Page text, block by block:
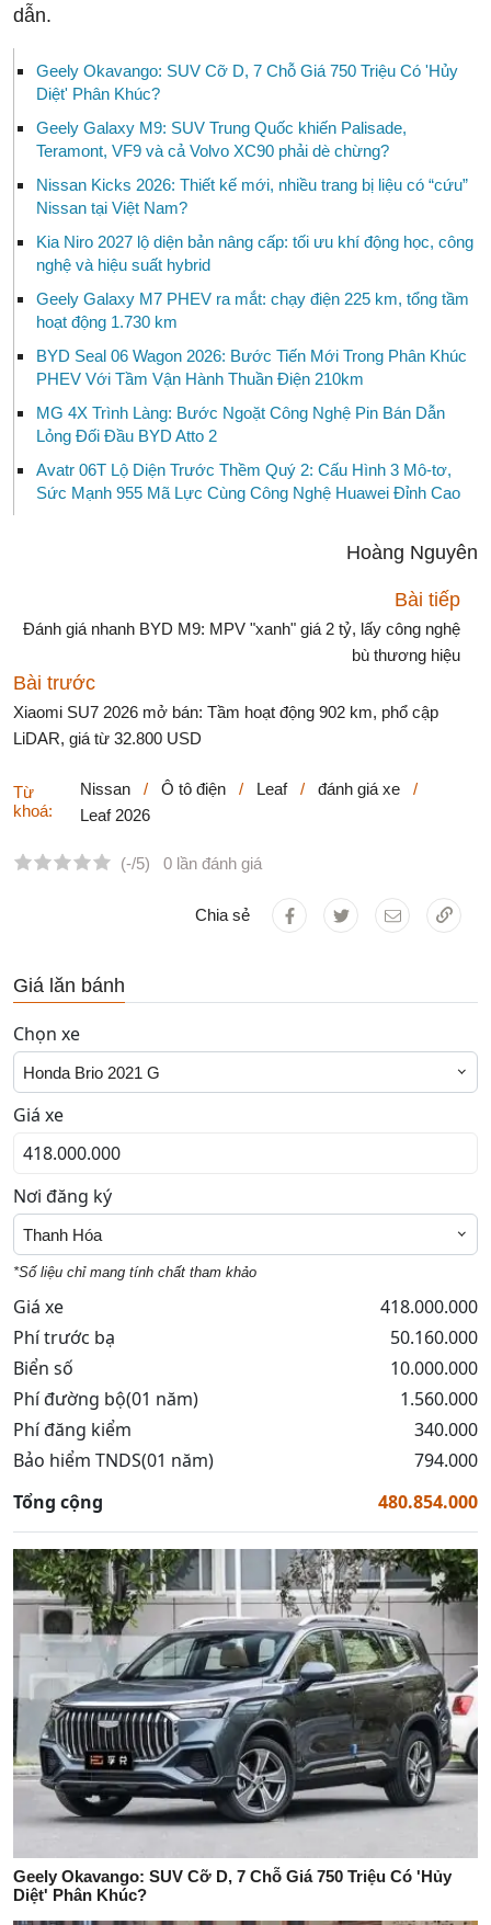
dẫn.
Geely Okavango: SUV Cỡ D, 7 Chỗ Giá 750 Triệu Có 'Hủy
Diệt' Phân Khúc?
Geely Galaxy M9: SUV Trung Quốc khiến Palisade,
Teramont, VF9 và cả Volvo XC90 phải dè chừng?
Nissan Kicks 2026: Thiết kế mới, nhiều trang bị liệu có “cứu”
Nissan tại Việt Nam?
Kia Niro 2027 lộ diện bản nâng cấp: tối ưu khí động học, công
nghệ và hiệu suất hybrid
Geely Galaxy M7 PHEV ra mắt: chạy điện 225 km, tổng tầm
hoạt động 1.730 km
BYD Seal 06 Wagon 2026: Bước Tiến Mới Trong Phân Khúc
PHEV Với Tầm Vận Hành Thuần Điện 210km
MG 4X Trình Làng: Bước Ngoặt Công Nghệ Pin Bán Dẫn
Lỏng Đối Đầu BYD Atto 2
Avatr 06T Lộ Diện Trước Thềm Quý 2: Cấu Hình 3 Mô-tơ,
Sức Mạnh 955 Mã Lực Cùng Công Nghệ Huawei Đỉnh Cao
Hoàng Nguyên
Bài tiếp
Đánh giá nhanh BYD M9: MPV "xanh" giá 2 tỷ, lấy công nghệ
bù thương hiệu
Bài trước
Xiaomi SU7 2026 mở bán: Tầm hoạt động 902 km, phổ cập
LiDAR, giá từ 32.800 USD
Từ
khoá:
Nissan / Ô tô điện / Leaf / đánh giá xe
/
Leaf 2026
(-/5) 0 lần đánh giá
Chia sẻ
Giá lăn bánh
Chọn xe
Honda Brio 2021 G
Giá xe
Nơi đăng ký
Thanh Hóa
*Số liệu chỉ mang tính chất tham khảo
Giá xe
418.000.000
Phí trước bạ
50.160.000
Biển số
10.000.000
Phí đường bộ(01 năm)
1.560.000
Phí đăng kiểm
340.000
Bảo hiểm TNDS(01 năm)
794.000
Tổng cộng
480.854.000
Geely Okavango: SUV Cỡ D, 7 Chỗ Giá 750 Triệu Có 'Hủy
Diệt' Phân Khúc?